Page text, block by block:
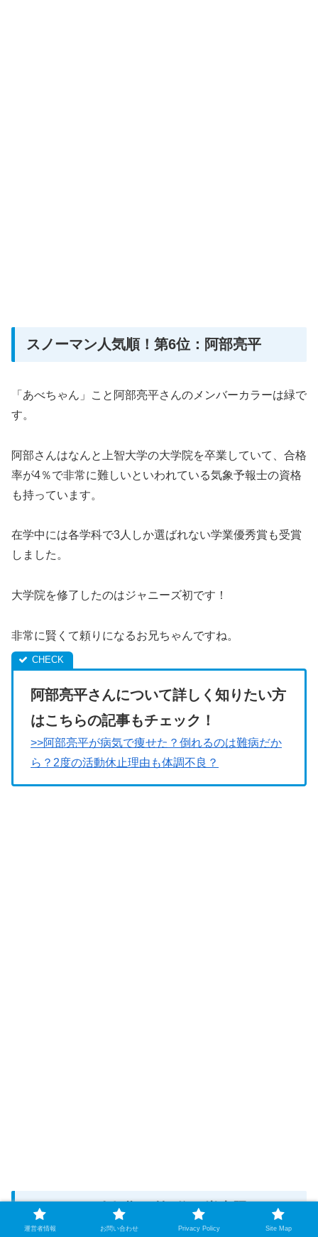
スノーマン人気順！第6位：阿部亮平
「あべちゃん」こと阿部亮平さんのメンバーカラーは緑で
す。
阿部さんはなんと上智大学の大学院を卒業していて、合格
率が4％で非常に難しいといわれている気象予報士の資格
も持っています。
在学中には各学科で3人しか選ばれない学業優秀賞も受賞
しました。
大学院を修了したのはジャニーズ初です！
非常に賢くて頼りになるお兄ちゃんですね。
阿部亮平さんについて詳しく知りたい方
はこちらの記事もチェック！
>>阿部亮平が病気で痩せた？倒れるのは難病だか
ら？2度の活動休止理由も体調不良？
スノーマン人気順！第7位：岩本照
運営者情報 お問い合わせ Privacy Policy Site Map